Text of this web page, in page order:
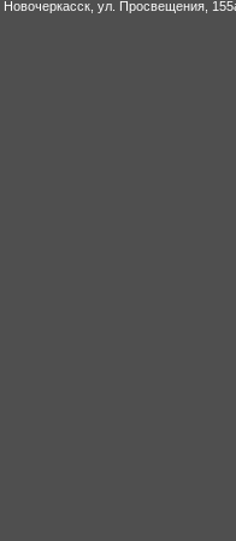
Новочеркасск, ул. Просвещения,